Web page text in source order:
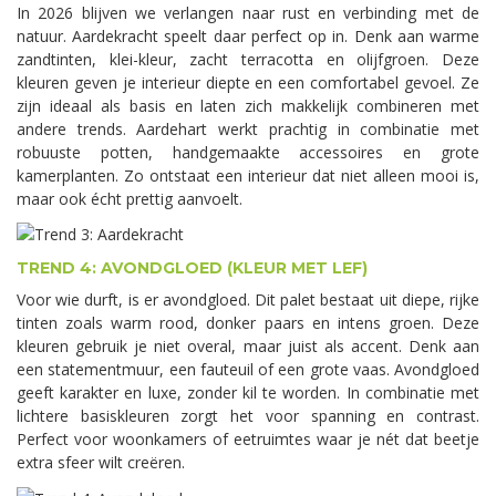
In 2026 blijven we verlangen naar rust en verbinding met de
natuur. Aardekracht speelt daar perfect op in. Denk aan warme
zandtinten, klei-kleur, zacht terracotta en olijfgroen. Deze
kleuren geven je interieur diepte en een comfortabel gevoel. Ze
zijn ideaal als basis en laten zich makkelijk combineren met
andere trends. Aardehart werkt prachtig in combinatie met
robuuste potten, handgemaakte accessoires en grote
kamerplanten. Zo ontstaat een interieur dat niet alleen mooi is,
maar ook écht prettig aanvoelt.
TREND 4: AVONDGLOED (KLEUR MET LEF)
Voor wie durft, is er avondgloed. Dit palet bestaat uit diepe, rijke
tinten zoals warm rood, donker paars en intens groen. Deze
kleuren gebruik je niet overal, maar juist als accent. Denk aan
een statementmuur, een fauteuil of een grote vaas. Avondgloed
geeft karakter en luxe, zonder kil te worden. In combinatie met
lichtere basiskleuren zorgt het voor spanning en contrast.
Perfect voor woonkamers of eetruimtes waar je nét dat beetje
extra sfeer wilt creëren.